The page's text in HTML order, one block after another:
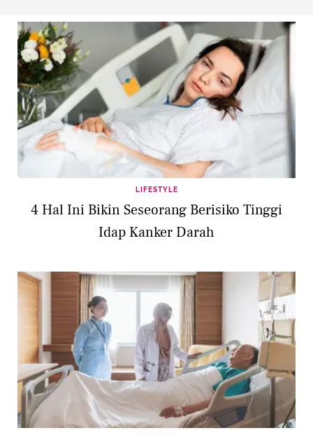
LIFESTYLE
4 Hal Ini Bikin Seseorang Berisiko Tinggi
Idap Kanker Darah